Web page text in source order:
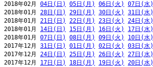
2018年02月 04日(日) 05日(月) 06日(火) 07日(水)
2018年01月 28日(日) 29日(月) 30日(火) 31日(水)
2018年01月 21日(日) 22日(月) 23日(火) 24日(水)
2018年01月 14日(日) 15日(月) 16日(火) 17日(水)
2018年01月 07日(日) 08日(月) 09日(火) 10日(水)
2017年12月 31日(日) 01日(月) 02日(火) 03日(水)
2017年12月 24日(日) 25日(月) 26日(火) 27日(水)
2017年12月 17日(日) 18日(月) 19日(火) 20日(水)